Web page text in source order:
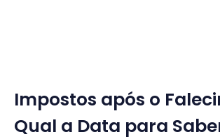
Impostos após o
Qual a Data para